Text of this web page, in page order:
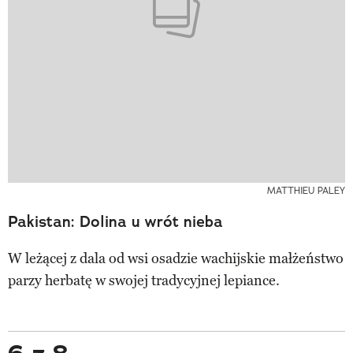
MATTHIEU PALEY
Pakistan: Dolina u wrót nieba
W leżącej z dala od wsi osadzie wachijskie małżeństwo
parzy herbatę w swojej tradycyjnej lepiance.